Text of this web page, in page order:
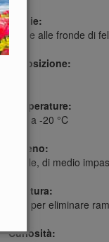
Foglie:
Simile alle fronde di
Esposizione:
Temperature:
Fino a -20 °C
Terreno:
Fertile, di medio
Potatura:
Solo per eliminare
Curiosità: